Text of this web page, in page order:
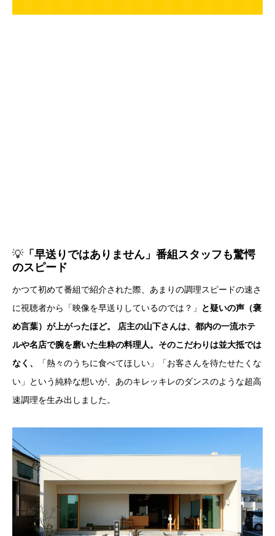
💡「早送りではありません」番組スタッフも驚愕
のスピード
かつて初めて番組で紹介された際、あまりの調理スピードの速さ
に視聴者から「映像を早送りしているのでは？」
と疑いの声（褒
め言葉）が上がったほど。 店主の山下さんは、都内の一流ホテ
ルや名店で腕を磨いた生粋の料理人。そのこだわりは並大抵では
なく、
「熱々のうちに食べてほしい」「お客さんを待たせたくな
い」という純粋な想いが、あのキレッキレのダンスのような超高
速調理を生み出しました。